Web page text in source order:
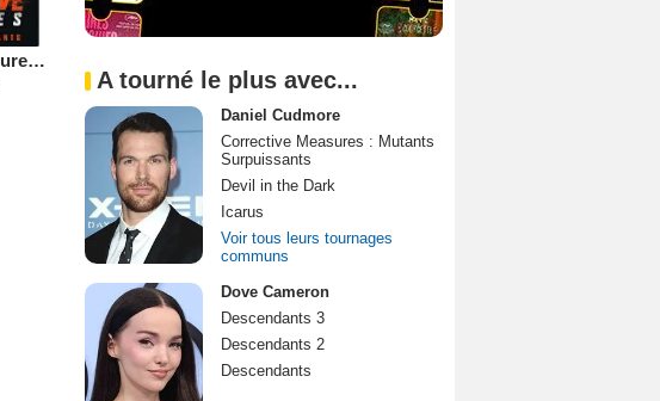
Corrective Measures : Mutants Surpuissants
A tourné le plus avec...
Daniel Cudmore
Corrective Measures : Mutants
Surpuissants
Devil in the Dark
Icarus
Voir tous leurs tournages
communs
Dove Cameron
Descendants 3
Descendants 2
Descendants